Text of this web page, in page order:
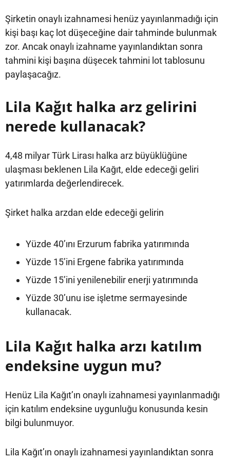
Şirketin onaylı izahnamesi henüz yayınlanmadığı için
kişi başı kaç lot düşeceğine dair tahminde bulunmak
zor. Ancak onaylı izahname yayınlandıktan sonra
tahmini kişi başına düşecek tahmini lot tablosunu
paylaşacağız.
Lila Kağıt halka arz gelirini
nerede kullanacak?
4,48 milyar Türk Lirası halka arz büyüklüğüne
ulaşması beklenen Lila Kağıt, elde edeceği geliri
yatırımlarda değerlendirecek.
Şirket halka arzdan elde edeceği gelirin
Yüzde 40’ını Erzurum fabrika yatırımında
Yüzde 15’ini Ergene fabrika yatırımında
Yüzde 15’ini yenilenebilir enerji yatırımında
Yüzde 30’unu ise işletme sermayesinde
kullanacak.
Lila Kağıt halka arzı katılım
endeksine uygun mu?
Henüz Lila Kağıt’ın onaylı izahnamesi yayınlanmadığı
için katılım endeksine uygunluğu konusunda kesin
bilgi bulunmuyor.
Lila Kağıt’ın onaylı izahnamesi yayınlandıktan sonra